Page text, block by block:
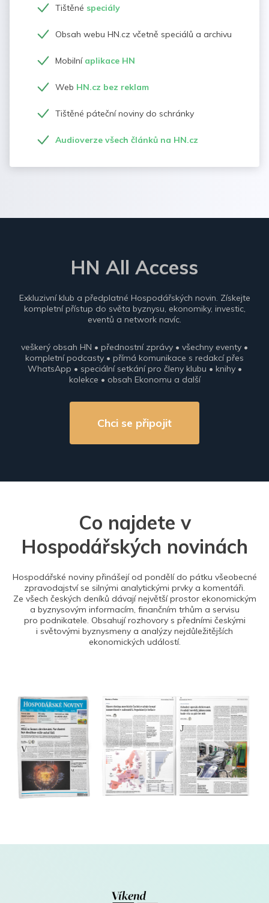
Tištěné speciály
Obsah webu HN.cz včetně speciálů a archivu
Mobilní aplikace HN
Web HN.cz bez reklam
Tištěné páteční noviny do schránky
Audioverze všech článků na HN.cz
HN All Access
Exkluzivní klub a předplatné Hospodářských novin. Získejte
kompletní přístup do světa byznysu, ekonomiky, investic,
eventů a network navíc.
veškerý obsah HN • přednostní zprávy • všechny eventy •
kompletní podcasty • přímá komunikace s redakcí přes
WhatsApp • speciální setkání pro členy klubu • knihy •
kolekce • obsah Ekonomu a další
Chci se připojit
Co najdete v
Hospodářských novinách
Hospodářské noviny přinášejí od pondělí do pátku všeobecné
zpravodajství se silnými analytickými prvky a komentáři.
Ze všech českých deníků dávají největší prostor ekonomickým
a byznysovým informacím, finančním trhům a servisu
pro podnikatele. Obsahují rozhovory s předními českými
i světovými byznysmeny a analýzy nejdůležitějších
ekonomických událostí.